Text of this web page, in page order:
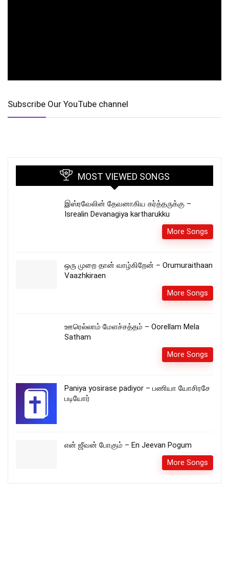
Subscribe Our YouTube channel
MOST VIEWED SONGS
இஸ்ரவேலின் தேவனாகிய கர்த்தருக்கு –
Isrealin Devanagiya kartharukku
More Songs
ஒரு முறை தான் வாழ்கிறேன் – Orumuraithaan
Vaazhkiraen
More Songs
ஊரெல்லாம் மேளச்சத்தம் – Oorellam Mela
Satham
More Songs
Paniya yosirase padiyor – பணியா யோசிரசே
படியோர்
என் ஜீவன் போகும் – En Jeevan Pogum
More Songs